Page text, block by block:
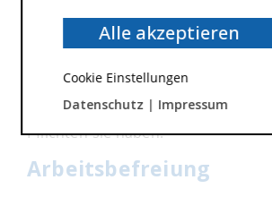
An sich sollte der Urlaub ein
sein, trotzdem gibt es immer
Streitigkeiten im Zusammenhang
Urlaubsanspruch. Arbeitnehmer
sollten deshalb wissen, welche
Pflichten sie haben.
Arbeitsbefreiung
Alle akzeptieren
Cookie Einstellungen
Datenschutz| Impressum